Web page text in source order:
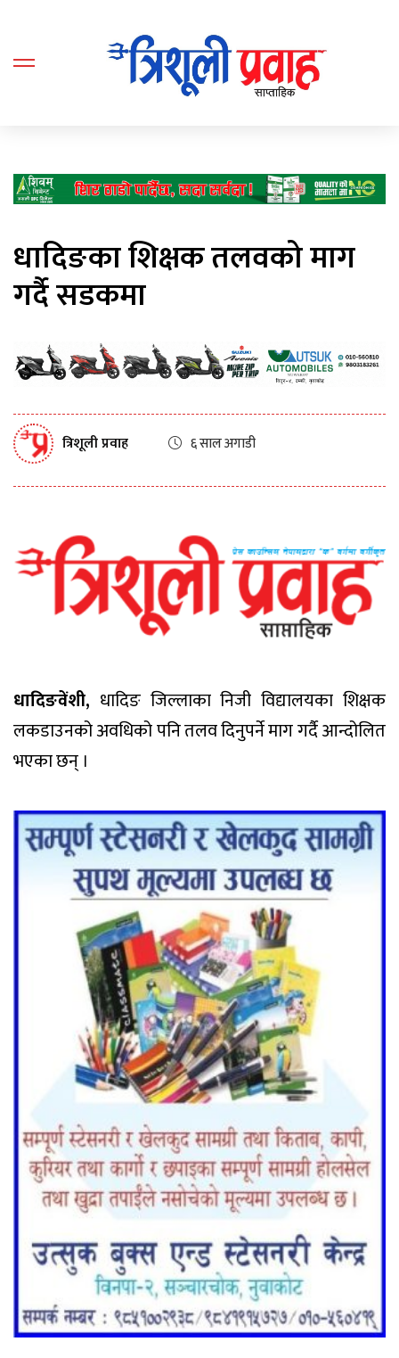
धादिङका शिक्षक तलवको माग
गर्दै सडकमा
त्रिशूली प्रवाह ६ साल अगाडी
धादिङवेंशी, धादिङ जिल्लाका निजी विद्यालयका शिक्षक
लकडाउनको अवधिको पनि तलव दिनुपर्ने माग गर्दै आन्दोलित
भएका छन् ।